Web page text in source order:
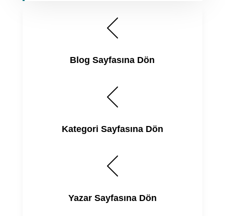
Blog Sayfasına Dön
Kategori Sayfasına Dön
Yazar Sayfasına Dön